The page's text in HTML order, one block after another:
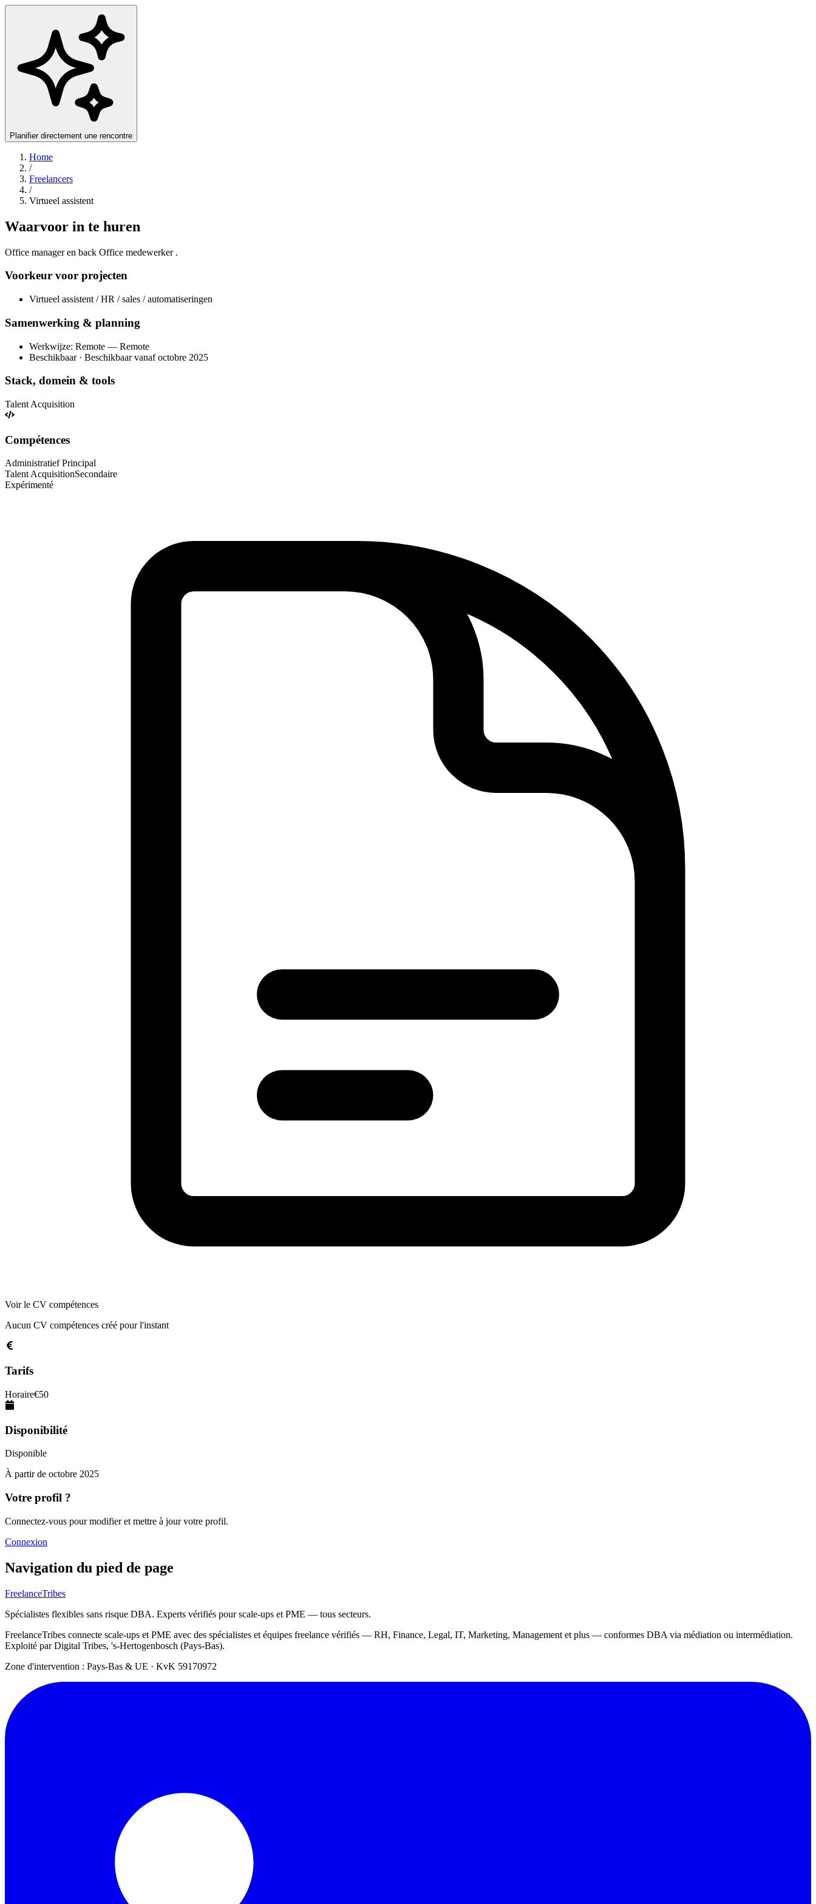
Planifier directement une rencontre
Home
/
Freelancers
/
Virtueel assistent
Waarvoor in te huren
Office manager en back Office medewerker .
Voorkeur voor projecten
Virtueel assistent / HR / sales / automatiseringen
Samenwerking & planning
Werkwijze: Remote — Remote
Beschikbaar · Beschikbaar vanaf octobre 2025
Stack, domein & tools
Talent Acquisition
Compétences
AdministratiefPrincipal
Talent AcquisitionSecondaire
Expérimenté
Voir le CV compétences
Aucun CV compétences créé pour l'instant
Tarifs
Horaire€50
Disponibilité
Disponible
À partir de octobre 2025
Votre profil ?
Connectez-vous pour modifier et mettre à jour votre profil.
Connexion
Navigation du pied de page
FreelanceTribes
Spécialistes flexibles sans risque DBA. Experts vérifiés pour scale-ups et PME — tous secteurs.
FreelanceTribes connecte scale-ups et PME avec des spécialistes et équipes freelance vérifiés — RH, Finance, Legal, IT, Marketing, Management et plus — conformes DBA via médiation ou intermédiation.
Exploité par Digital Tribes, 's-Hertogenbosch (Pays-Bas).
Zone d'intervention : Pays-Bas & UE · KvK 59170972